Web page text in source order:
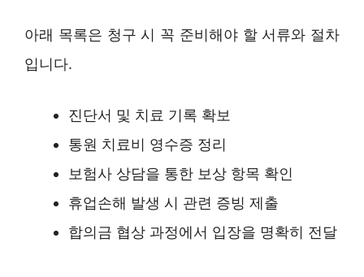
아래 목록은 청구 시 꼭 준비해야 할 서류와 절차
입니다.
진단서 및 치료 기록 확보
통원 치료비 영수증 정리
보험사 상담을 통한 보상 항목 확인
휴업손해 발생 시 관련 증빙 제출
합의금 협상 과정에서 입장을 명확히 전달